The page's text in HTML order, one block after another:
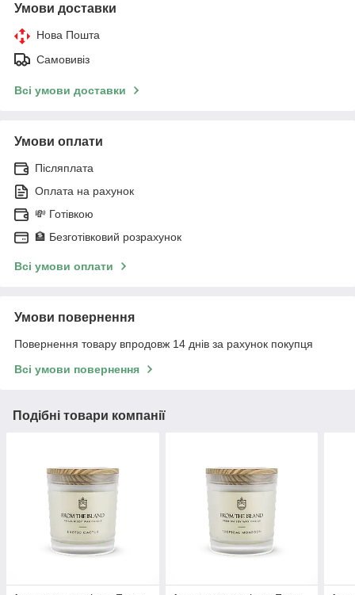
Умови доставки
Нова Пошта
Самовивіз
Всі умови доставки
Умови оплати
Післяплата
Оплата на рахунок
💸 Готівкою
🏦 Безготівковий розрахунок
Всі умови оплати
Умови повернення
Повернення товару впродовж 14 днів за рахунок покупця
Всі умови повернення
Подібні товари компанії